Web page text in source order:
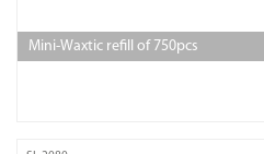
Mini-Waxtic refill of 750pcs